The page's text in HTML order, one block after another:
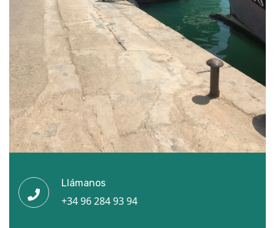
Llámanos
+34 96 284 93 94